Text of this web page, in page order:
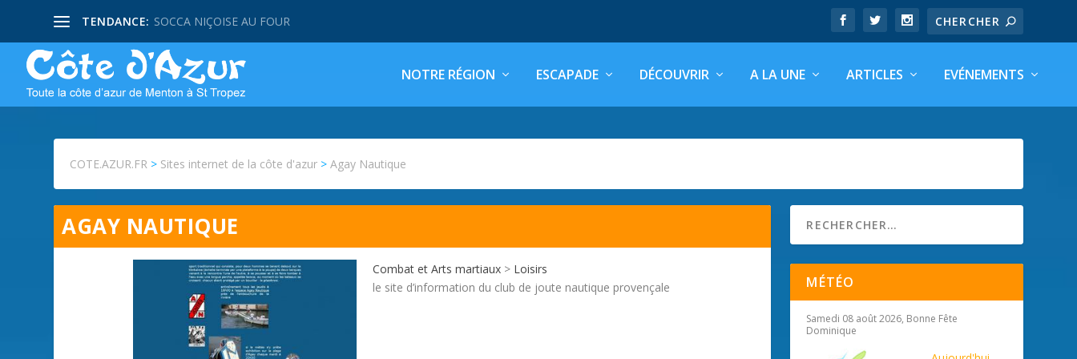
TENDANCE: SOCCA NIÇOISE AU FOUR
NOTRE RÉGION ESCAPADE DÉCOUVRIR A LA UNE ARTICLES EVÉNEMENTS
COTE.AZUR.FR > Sites internet de la côte d'azur >Agay Nautique
AGAY NAUTIQUE
Combat et Arts martiaux > Loisirs
le site d’information du club de joute nautique provençale
MÉTÉO
Samedi 08 août 2026, Bonne Fête
Dominique